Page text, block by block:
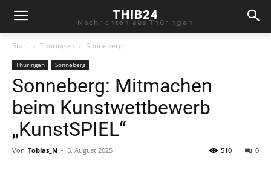
THIB24
Nachrichten aus Thüringen
Start Thüringen Sonneberg
Thüringen Sonneberg
Sonneberg: Mitmachen
beim Kunstwettbewerb
„KunstSPIEL“
Von Tobias_N - 5. August 2025 0
510